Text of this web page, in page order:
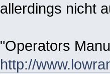
allerdings nicht
"Operators
http://